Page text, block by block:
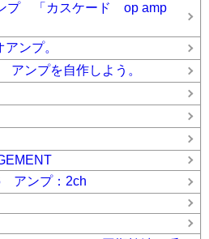
ンプ 「カスケード op amp
ンプ。
ンプを自作しよう。
アンプ：2ch